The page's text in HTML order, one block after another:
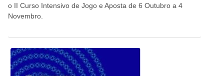
o II Curso Intensivo de Jogo e Aposta de 6 Outubro a 4
Novembro.